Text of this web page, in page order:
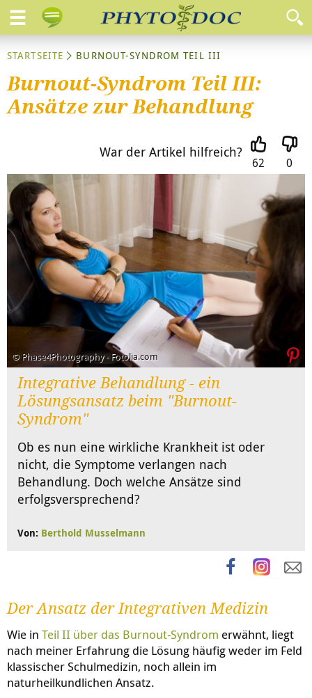
STARTSEITE BURNOUT-SYNDROM TEIL III
Burnout-Syndrom Teil III:
Ansätze zur Behandlung
War der Artikel hilfreich?
62 0
© Phase4Photography - Fotolia.com
Integrative Behandlung - ein
Lösungsansatz beim "Burnout-
Syndrom"
Ob es nun eine wirkliche Krankheit ist oder
nicht, die Symptome verlangen nach
Behandlung. Doch welche Ansätze sind
erfolgsversprechend?
Von: Berthold Musselmann
Der Ansatz der Integrativen Medizin
Wie in Teil II über das Burnout-Syndrom erwähnt, liegt
nach meiner Erfahrung die Lösung häufig weder im Feld
klassischer Schulmedizin, noch allein im
naturheilkundlichen Ansatz.